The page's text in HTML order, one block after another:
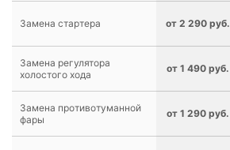
Замена стартера от 2 290 руб.
Замена регулятора
холостого хода
от 1 490 руб.
Замена противотуманной
фары
от 1 290 руб.